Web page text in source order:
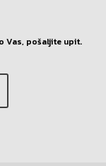
Vas, pošaljite upit.